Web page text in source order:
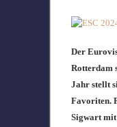
Der
Rotterdam
Jahr stellt
Favoriten.
Sigwart mit